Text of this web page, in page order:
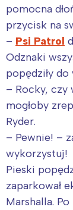
pomocna
przycisk na
– Psi Patrol
Odznaki
popędziły do
– Rocky, czy
mogłoby
Ryder.
– Pewnie! –
wykorzystuj!
Pieski
zaparkował
Marshalla.